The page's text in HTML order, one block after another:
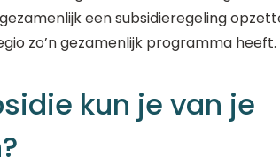
een subsidieregeling
zo’n gezamenlijk programma heeft.
kun je van je